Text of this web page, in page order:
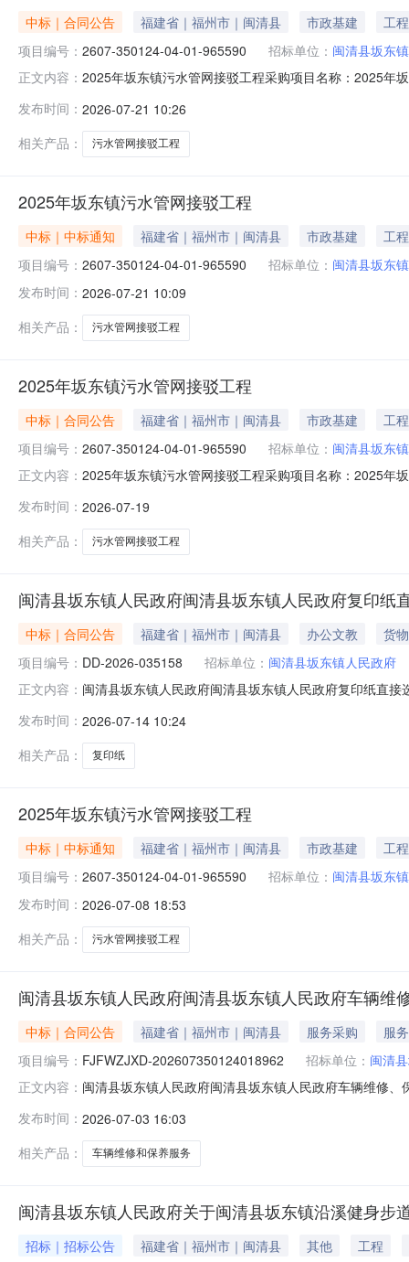
中标｜合同公告 福建省｜福州市｜闽清县 市政基建
工程
项目编号： 2607-350124-04-01-965590 招标单位： 闽清县坂东
正文内容： 2025年坂东镇污水管网接驳工程采购项目名称：2025年
同服务期限：2026-07-21服务内容：2025年坂东镇污水
发布时间： 2026-07-21 10:26
相关产品：
污水管网接驳工程
2025年坂东镇污水管网接驳工程
中标｜中标通知 福建省｜福州市｜闽清县 市政基建
工程
项目编号： 2607-350124-04-01-965590 招标单位： 闽清县坂东
发布时间： 2026-07-21 10:09
相关产品：
污水管网接驳工程
2025年坂东镇污水管网接驳工程
中标｜合同公告 福建省｜福州市｜闽清县 市政基建
工程
项目编号： 2607-350124-04-01-965590 招标单位： 闽清县坂东
正文内容： 2025年坂东镇污水管网接驳工程采购项目名称：2025年
服务期限：2026-07-20服务内容：2025年坂东镇污水管
发布时间： 2026-07-19
相关产品：
污水管网接驳工程
闽清县坂东镇人民政府闽清县坂东镇人民政府复印纸
中标｜合同公告 福建省｜福州市｜闽清县 办公文教
货物
项目编号： DD-2026-035158 招标单位： 闽清县坂东镇人民政府
正文内容： 闽清县坂东镇人民政府闽清县坂东镇人民政府复印纸直
路1号坂东镇人民政府联系方式：15243615463供应商(
发布时间： 2026-07-14 10:24
相关产品：
复印纸
2025年坂东镇污水管网接驳工程
中标｜中标通知 福建省｜福州市｜闽清县 市政基建
工程
项目编号： 2607-350124-04-01-965590 招标单位： 闽清县坂东
发布时间： 2026-07-08 18:53
相关产品：
污水管网接驳工程
闽清县坂东镇人民政府闽清县坂东镇人民政府车辆
中标｜合同公告 福建省｜福州市｜闽清县 服务采购
服务
项目编号： FJFWZJXD-202607350124018962 招标单位： 闽清
正文内容： 闽清县坂东镇人民政府闽清县坂东镇人民政府车辆维修
方)：闽清县坂东镇人民政府地址：福建省福州市闽清县
发布时间： 2026-07-03 16:03
相关产品：
车辆维修和保养服务
闽清县坂东镇人民政府关于闽清县坂东镇沿溪健身步
招标｜招标公告 福建省｜福州市｜闽清县 其他 工程